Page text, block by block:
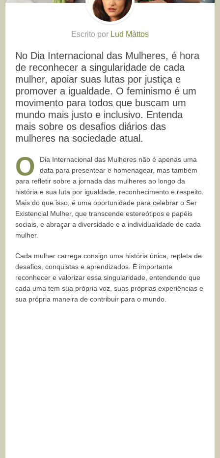
Escrito por Lud Màttos
No Dia Internacional das Mulheres, é hora
de reconhecer a singularidade de cada
mulher, apoiar suas lutas por justiça e
promover a igualdade. O feminismo é um
movimento para todos que buscam um
mundo mais justo e inclusivo. Entenda
mais sobre os desafios diários das
mulheres na sociedade atual.
O
Dia Internacional das Mulheres não é apenas uma
data para presentear e homenagear, mas também
para refletir sobre a jornada das mulheres ao longo da
história e sua luta por igualdade, reconhecimento e respeito.
Mais do que isso, é uma oportunidade para celebrar o Ser
Existencial Mulher, que transcende estereótipos e papéis
sociais, e abraçar a diversidade e a individualidade de cada
mulher.
Cada mulher carrega consigo uma história única, repleta de
desafios, conquistas e aprendizados. É importante
reconhecer e valorizar essa singularidade, entendendo que
cada uma tem sua própria voz, suas próprias experiências e
sua própria maneira de contribuir para o mundo.